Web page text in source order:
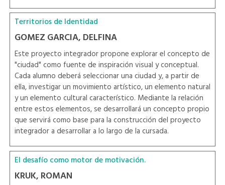
Territorios de Identidad
GOMEZ GARCIA, DELFINA
Este proyecto integrador propone explorar el concepto de
"ciudad" como fuente de inspiración visual y conceptual.
Cada alumno deberá seleccionar una ciudad y, a partir de
ella, investigar un movimiento artístico, un elemento natural
y un elemento cultural característico. Mediante la relación
entre estos elementos, se desarrollará un concepto propio
que servirá como base para la construcción del proyecto
integrador a desarrollar a lo largo de la cursada.
El desafío como motor de motivación.
KRUK, ROMAN